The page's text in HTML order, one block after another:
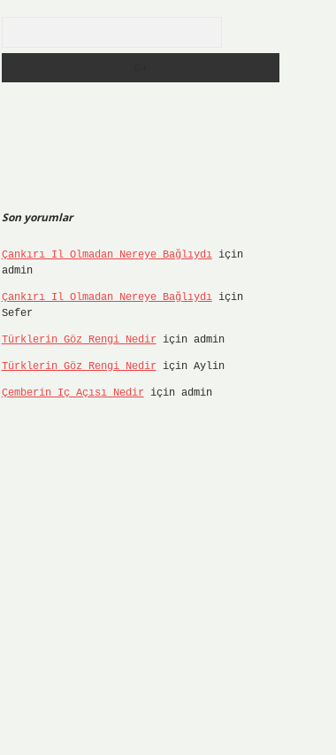
Son yorumlar
Çankırı Il Olmadan Nereye Bağlıydıiçin
admin
Çankırı Il Olmadan Nereye Bağlıydıiçin
Sefer
Türklerin Göz Rengi Nedir için admin
Türklerin Göz Rengi Nedir için Aylin
Çemberin Iç Açısı Nedir için admin